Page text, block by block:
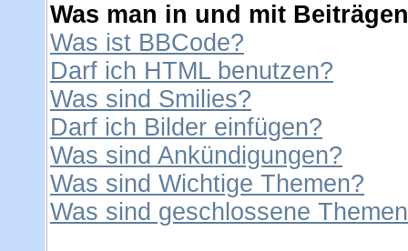
Was man in und mit
Was ist BBCode?
Darf ich HTML benutzen?
Was sind Smilies?
Darf ich Bilder einfügen?
Was sind Ankündigungen?
Was sind Wichtige Themen?
Was sind geschlossene